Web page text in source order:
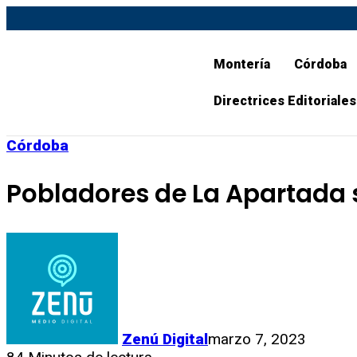
Montería Córdoba
Directrices Editoriales
Córdoba
Pobladores de La
Zenú Digitalmarzo 7, 2023